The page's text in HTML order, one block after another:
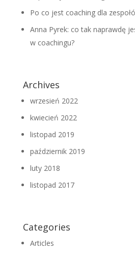
Po co jest coaching dla
Anna Pyrek: co tak naprawdę
w coachingu?
Archives
wrzesień 2022
kwiecień 2022
listopad 2019
październik 2019
luty 2018
listopad 2017
Categories
Articles